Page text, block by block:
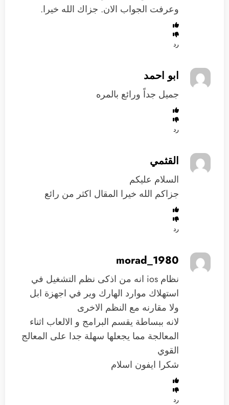
وعرفت الجواب الان. جزاك الله خيرا.
رد
ابو احمد
جميل جداً ورائع بالمره
رد
القثمي
السلام عليكم
جزاكم الله خيرا المقال اكثر من رائع
رد
morad_1980
نظام ios انه من اذكى نظم التشغيل في
استهلاك موارد الهارك وير في اجهزة ابل
ولا مقارنه مع النظم الاخرى
لانه ببساطة يقسم البرامج و الالعاب اثناء
المعالجة مما يجعلها سهلة جدا على المعالج
القوي
شكرا ايفون اسلام
رد